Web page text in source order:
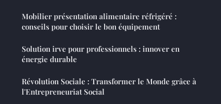
Mobilier présentation alimentaire réfrigéré :
conseils pour choisir le bon équipement
Solution irve pour professionnels : innover en
énergie durable
Révolution Sociale : Transformer le Monde grâce à
l'Entrepreneuriat Social